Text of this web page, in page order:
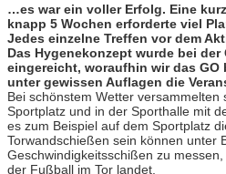
…es war ein voller Erfolg. Eine
knapp 5 Wochen erforderte viel
Jedes einzelne Treffen vor dem
Das Hygenekonzept wurde bei der
eingereicht, woraufhin wir das GO
unter gewissen Auflagen die
Bei schönstem Wetter versammelten
Sportplatz und in der Sporthalle mit
es zum Beispiel auf dem Sportplatz
Torwandschießen sein können unter
Geschwindigkeitsschißen zu
der Fußball im Tor landet.